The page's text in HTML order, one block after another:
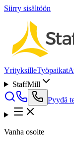
Siirry sisältöön
YrityksilleTyöpaikat
StaffMill
Pyydä
Vanha osoite